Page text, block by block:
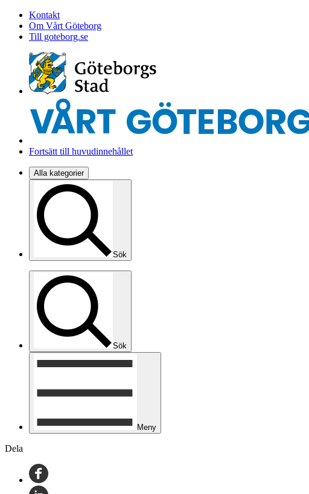
Kontakt
Om Vårt Göteborg
Till goteborg.se
Fortsätt till huvudinnehållet
Alla kategorier
Sök
Sök
Meny
Dela